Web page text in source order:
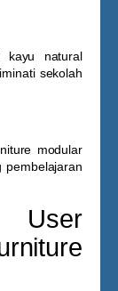
kayu natural
sekolah
modular
pembelajaran
User